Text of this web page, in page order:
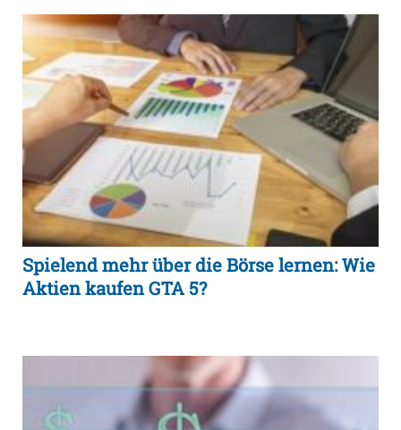
Spielend mehr über die Börse lernen: Wie
Aktien kaufen GTA 5?